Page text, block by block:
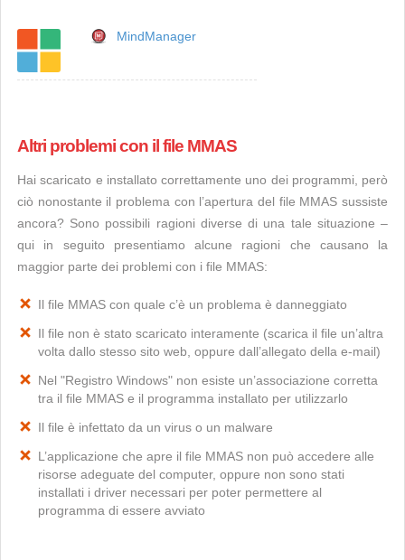
MindManager
Altri problemi con il file MMAS
Hai scaricato e installato correttamente uno dei programmi, però
ciò nonostante il problema con l’apertura del file MMAS sussiste
ancora? Sono possibili ragioni diverse di una tale situazione –
qui in seguito presentiamo alcune ragioni che causano la
maggior parte dei problemi con i file MMAS:
Il file MMAS con quale c’è un problema è danneggiato
Il file non è stato scaricato interamente (scarica il file un’altra
volta dallo stesso sito web, oppure dall’allegato della e-mail)
Nel "Registro Windows" non esiste un’associazione corretta
tra il file MMAS e il programma installato per utilizzarlo
Il file è infettato da un virus o un malware
L’applicazione che apre il file MMAS non può accedere alle
risorse adeguate del computer, oppure non sono stati
installati i driver necessari per poter permettere al
programma di essere avviato